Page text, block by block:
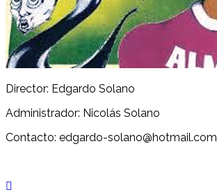
Director: Edgardo Solano
Administrador: Nicolás Solano
Contacto: edgardo-solano@hotmail.com